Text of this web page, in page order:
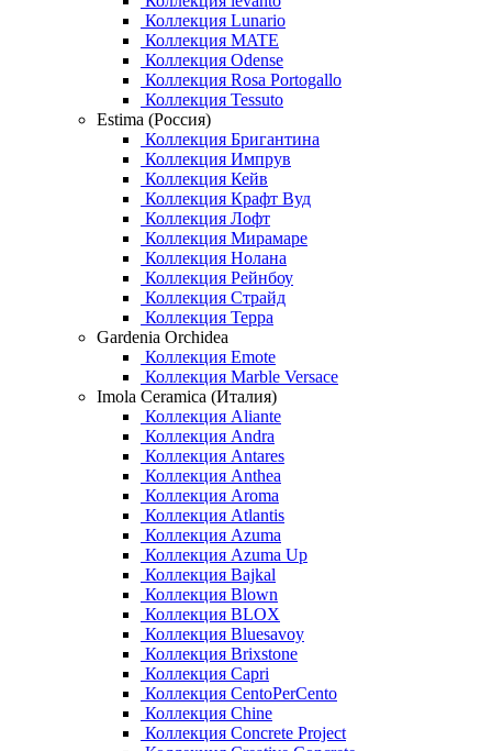
Коллекция Lunario
Коллекция MATE
Коллекция Odense
Коллекция Rosa Portogallo
Коллекция Tessuto
Estima (Россия)
Коллекция Бригантина
Коллекция Импрув
Коллекция Кейв
Коллекция Крафт Вуд
Коллекция Лофт
Коллекция Мирамаре
Коллекция Нолана
Коллекция Рейнбоу
Коллекция Страйд
Коллекция Терра
Gardenia Orchidea
Коллекция Emote
Коллекция Marble Versace
Imola Ceramica (Италия)
Коллекция Aliante
Коллекция Andra
Коллекция Antares
Коллекция Anthea
Коллекция Aroma
Коллекция Atlantis
Коллекция Azuma
Коллекция Azuma Up
Коллекция Bajkal
Коллекция Blown
Коллекция BLOX
Коллекция Bluesavoy
Коллекция Brixstone
Коллекция Capri
Коллекция CentoPerCento
Коллекция Chine
Коллекция Concrete Project